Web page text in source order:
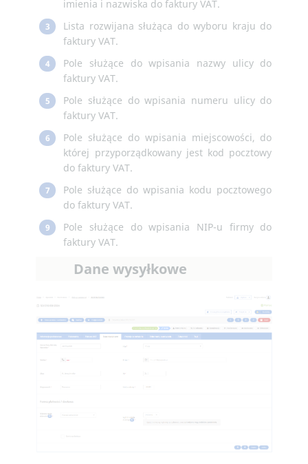
imienia i nazwiska do faktury VAT.
3
Lista rozwijana służąca do wyboru kraju do
faktury VAT.
4
Pole służące do wpisania nazwy ulicy do
faktury VAT.
5
Pole służące do wpisania numeru ulicy do
faktury VAT.
6
Pole służące do wpisania miejscowości, do
której przyporządkowany jest kod pocztowy
do faktury VAT.
7
Pole służące do wpisania kodu pocztowego
do faktury VAT.
9
Pole służące do wpisania NIP-u firmy do
faktury VAT.
Dane wysyłkowe